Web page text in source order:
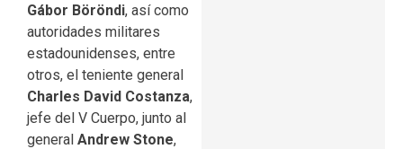
Gábor Böröndi, así como
autoridades militares
estadounidenses, entre
otros, el teniente general
Charles David Costanza,
jefe del V Cuerpo, junto al
general Andrew Stone,